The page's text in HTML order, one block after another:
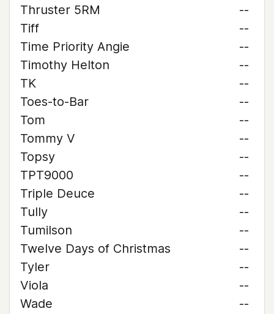
Thruster 5RM
--
Tiff
--
Time Priority Angie
--
Timothy Helton
--
TK
--
Toes-to-Bar
--
Tom
--
Tommy V
--
Topsy
--
TPT9000
--
Triple Deuce
--
Tully
--
Tumilson
--
Twelve Days of Christmas
--
Tyler
--
Viola
--
Wade
--